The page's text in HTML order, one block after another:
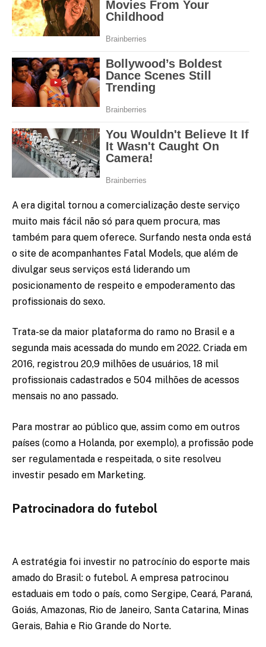
A era digital tornou a comercialização deste serviço
muito mais fácil não só para quem procura, mas
também para quem oferece. Surfando nesta onda está
o site de acompanhantes Fatal Models, que além de
divulgar seus serviços está liderando um
posicionamento de respeito e empoderamento das
profissionais do sexo.
Trata-se da maior plataforma do ramo no Brasil e a
segunda mais acessada do mundo em 2022. Criada em
2016, registrou 20,9 milhões de usuários, 18 mil
profissionais cadastrados e 504 milhões de acessos
mensais no ano passado.
Para mostrar ao público que, assim como em outros
países (como a Holanda, por exemplo), a profissão pode
ser regulamentada e respeitada, o site resolveu
investir pesado em Marketing.
Patrocinadora do futebol
A estratégia foi investir no patrocínio do esporte mais
amado do Brasil: o futebol. A empresa patrocinou
estaduais em todo o país, como Sergipe, Ceará, Paraná,
Goiás, Amazonas, Rio de Janeiro, Santa Catarina, Minas
Gerais, Bahia e Rio Grande do Norte.